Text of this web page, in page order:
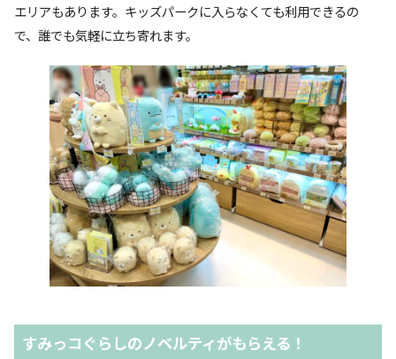
エリアもあります。キッズパークに入らなくても利用できるの
で、誰でも気軽に立ち寄れます。
すみっコぐらしのノベルティがもらえる！